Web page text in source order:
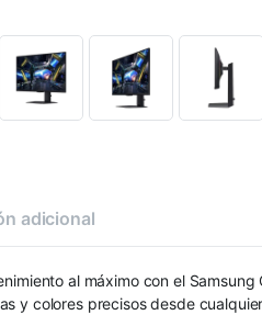
adicional
al máximo con el
y colores precisos desde